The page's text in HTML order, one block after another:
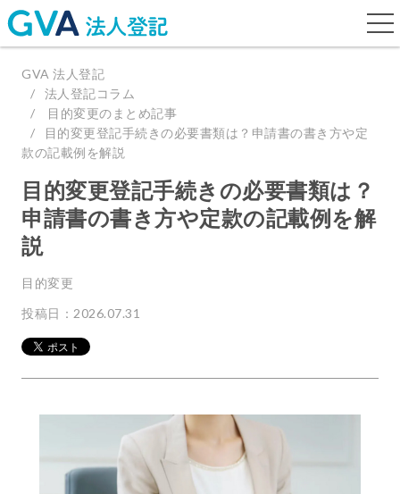
GVA 法人登記
法人登記コラム
目的変更のまとめ記事
目的変更登記手続きの必要書類は？申請書の書き方や定
款の記載例を解説
目的変更登記手続きの必要書類は？
申請書の書き方や定款の記載例を解
説
目的変更
投稿日：2026.07.31